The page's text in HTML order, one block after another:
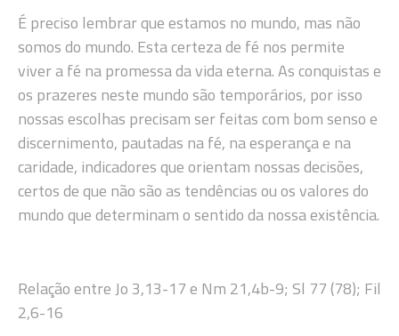
É preciso lembrar que estamos no mundo, mas não
somos do mundo. Esta certeza de fé nos permite
viver a fé na promessa da vida eterna. As conquistas e
os prazeres neste mundo são temporários, por isso
nossas escolhas precisam ser feitas com bom senso e
discernimento, pautadas na fé, na esperança e na
caridade, indicadores que orientam nossas decisões,
certos de que não são as tendências ou os valores do
mundo que determinam o sentido da nossa existência.
Relação entre Jo 3,13-17 e Nm 21,4b-9; Sl 77 (78); Fil
2,6-16